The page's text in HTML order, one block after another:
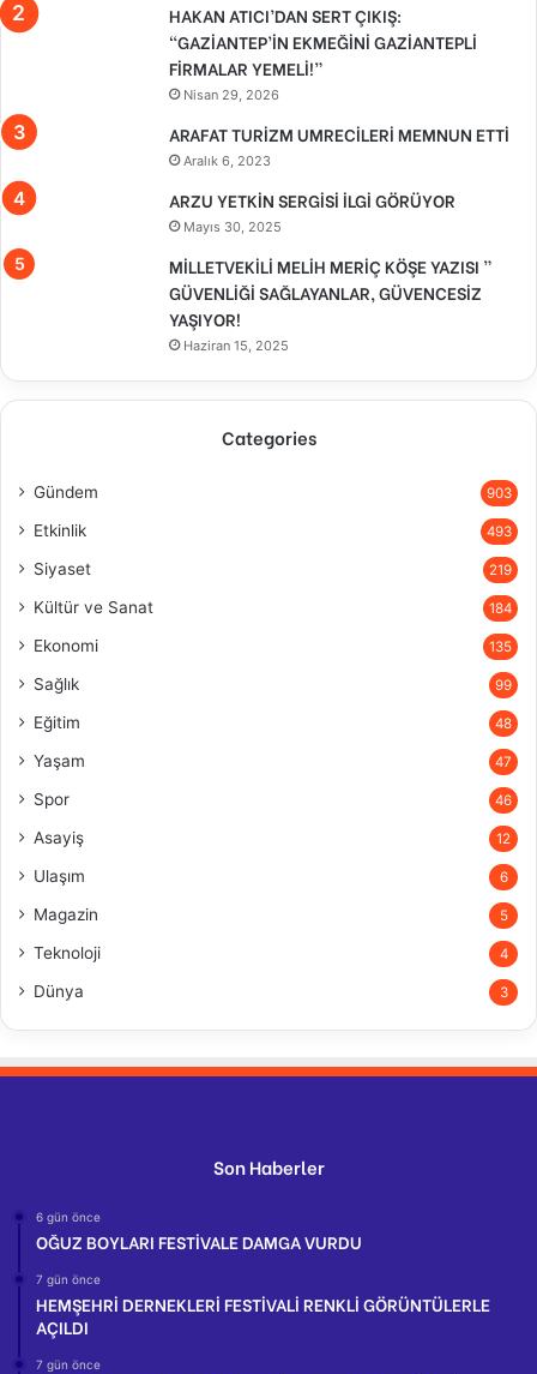
HAKAN ATICI’DAN SERT ÇIKIŞ:
“GAZİANTEP’İN EKMEĞİNİ GAZİANTEPLİ
FİRMALAR YEMELİ!”
Nisan 29, 2026
ARAFAT TURİZM UMRECİLERİ MEMNUN ETTİ
Aralık 6, 2023
ARZU YETKİN SERGİSİ İLGİ GÖRÜYOR
Mayıs 30, 2025
MİLLETVEKİLİ MELİH MERİÇ KÖŞE YAZISI ”
GÜVENLİĞİ SAĞLAYANLAR, GÜVENCESİZ
YAŞIYOR!
Haziran 15, 2025
Categories
Gündem 903
Etkinlik 493
Siyaset 219
Kültür ve Sanat 184
Ekonomi 135
Sağlık 99
Eğitim 48
Yaşam 47
Spor 46
Asayiş 12
Ulaşım 6
Magazin 5
Teknoloji 4
Dünya 3
Son Haberler
6 gün önce
OĞUZ BOYLARI FESTİVALE DAMGA VURDU
7 gün önce
HEMŞEHRİ DERNEKLERİ FESTİVALİ RENKLİ GÖRÜNTÜLERLE
AÇILDI
7 gün önce